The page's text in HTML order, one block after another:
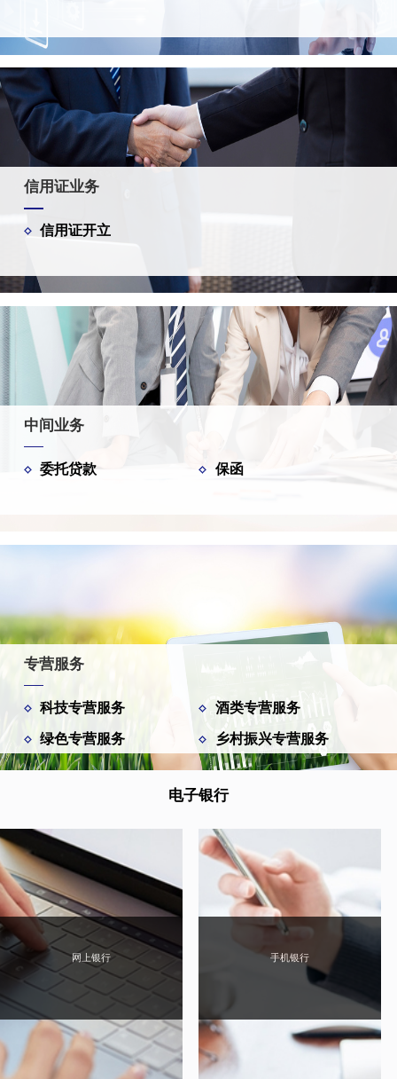
信用证业务
信用证开立
中间业务
委托贷款 保函
专营服务
科技专营服务 酒类专营服务
绿色专营服务 乡村振兴专营服务
电子银行
网上银行 手机银行